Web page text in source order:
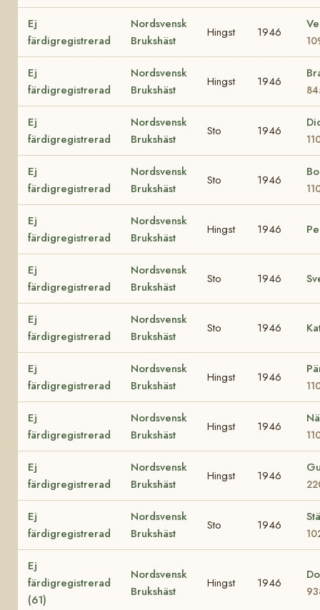
Ej
färdigregistrerad
Nordsvensk
Brukshäst
Hingst 1946
Ej
färdigregistrerad
Nordsvensk
Brukshäst
Hingst 1946
Ej
färdigregistrerad
Nordsvensk
Brukshäst
Sto 1946
Ej
färdigregistrerad
Nordsvensk
Brukshäst
Sto 1946
Ej
färdigregistrerad
Nordsvensk
Brukshäst
Hingst 1946
Ej
färdigregistrerad
Nordsvensk
Brukshäst
Sto 1946
Ej
färdigregistrerad
Nordsvensk
Brukshäst
Sto 1946
Ej
färdigregistrerad
Nordsvensk
Brukshäst
Hingst 1946
Ej
färdigregistrerad
Nordsvensk
Brukshäst
Hingst 1946
Ej
färdigregistrerad
Nordsvensk
Brukshäst
Hingst 1946
Ej
färdigregistrerad
Nordsvensk
Brukshäst
Sto 1946
Ej
färdigregistrerad
(61)
Nordsvensk
Brukshäst
Hingst 1946